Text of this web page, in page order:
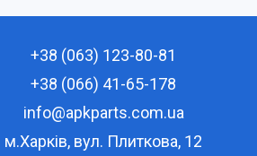
+38 (063) 123-80-81
+38 (066) 41-65-178
info@apkparts.com.ua
м.Харків, вул. Плиткова, 12